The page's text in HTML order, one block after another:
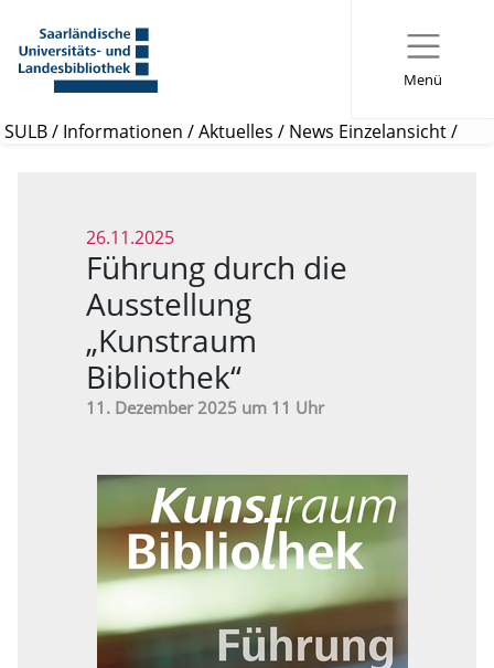
Menü
SULB/ Informationen /Aktuelles / News Einzelansicht/
26.11.2025
Führung durch die
Ausstellung
„Kunstraum
Bibliothek“
11. Dezember 2025 um 11 Uhr